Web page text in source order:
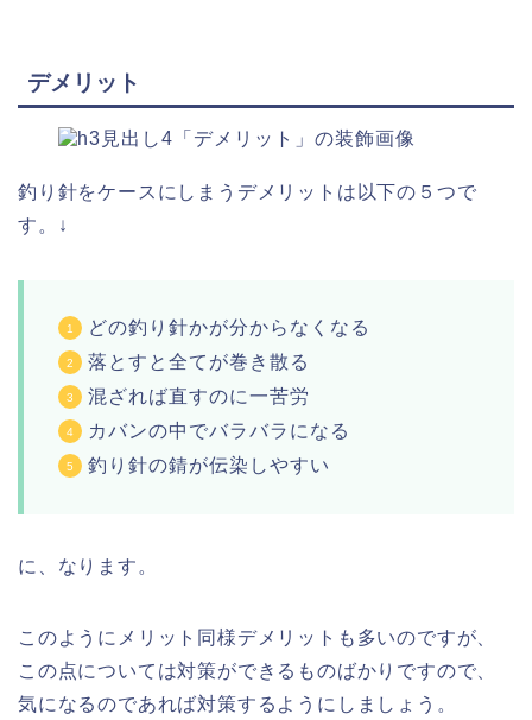
デメリット
釣り針をケースにしまうデメリットは以下の５つで
す。↓
どの釣り針かが分からなくなる
落とすと全てが巻き散る
混ざれば直すのに一苦労
カバンの中でバラバラになる
釣り針の錆が伝染しやすい
に、なります。
このようにメリット同様デメリットも多いのですが、
この点については対策ができるものばかりですので、
気になるのであれば対策するようにしましょう。